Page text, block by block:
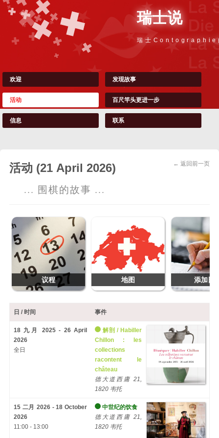
瑞士说
瑞士Contographie
欢迎 发现故事
活动 百尺竿头更进一步
信息 联系
← 返回前一页
活动 (21 April 2026)
... 围棋的故事 ...
议程 地图 添加日
日 / 时间 事件
18 九月 2025 - 26 April
2026
全日
解剖 / Habiller
Chillon :
les
collections
racontent le
château
德大道西庸 21,
1820 韦托
15 二月 2026 - 18 October
2026
11:00 - 13:00
中世纪的饮食
德大道西庸 21,
1820 韦托